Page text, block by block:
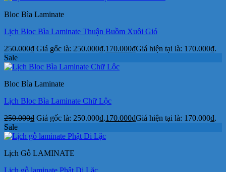
Bloc Bìa Laminate
Lịch Bloc Bìa Laminate Thuận Buồm Xuôi Gió
250.000₫ Giá gốc là: 250.000₫.170.000₫Giá hiện tại là: 170.000₫.
Sale
Bloc Bìa Laminate
Lịch Bloc Bìa Laminate Chữ Lộc
250.000₫ Giá gốc là: 250.000₫.170.000₫Giá hiện tại là: 170.000₫.
Sale
Lịch Gỗ LAMINATE
Lịch gỗ laminate Phật Di Lặc